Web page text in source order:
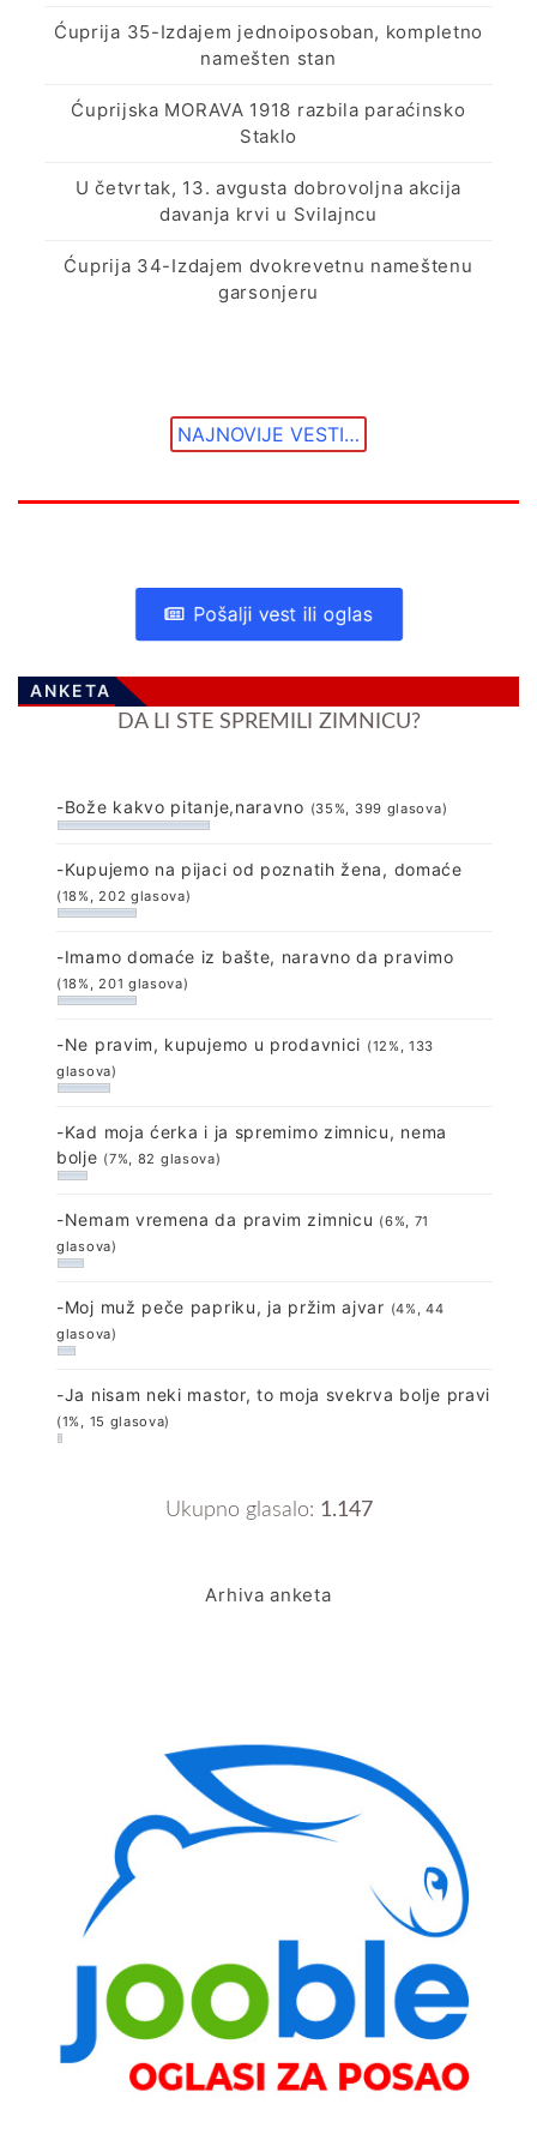
Ćuprija 35-Izdajem jednoiposoban, kompletno
namešten stan
Ćuprijska MORAVA 1918 razbila paraćinsko
Staklo
U četvrtak, 13. avgusta dobrovoljna akcija
davanja krvi u Svilajncu
Ćuprija 34-Izdajem dvokrevetnu nameštenu
garsonjeru
NAJNOVIJE VESTI…
Pošalji vest ili oglas
ANKETA
DA LI STE SPREMILI ZIMNICU?
-Bože kakvo pitanje,naravno (35%, 399 glasova)
-Kupujemo na pijaci od poznatih žena, domaće
(18%, 202 glasova)
-Imamo domaće iz bašte, naravno da pravimo
(18%, 201 glasova)
-Ne pravim, kupujemo u prodavnici (12%, 133
glasova)
-Kad moja ćerka i ja spremimo zimnicu, nema
bolje (7%, 82 glasova)
-Nemam vremena da pravim zimnicu (6%, 71
glasova)
-Moj muž peče papriku, ja pržim ajvar (4%, 44
glasova)
-Ja nisam neki mastor, to moja svekrva bolje pravi
(1%, 15 glasova)
Ukupno glasalo: 1.147
Arhiva anketa